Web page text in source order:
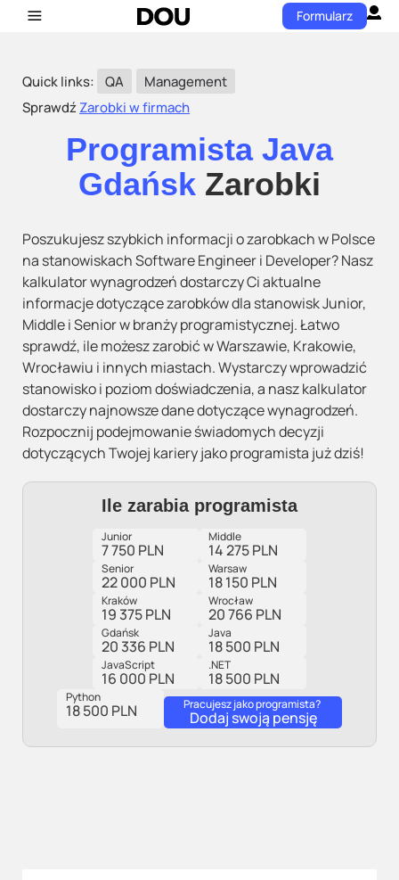
Formularz
Quick links: QA
Management
SprawdźZarobki w firmach
Programista Java
Gdańsk Zarobki
Poszukujesz szybkich informacji o zarobkach w Polsce
na stanowiskach Software Engineer i Developer? Nasz
kalkulator wynagrodzeń dostarczy Ci aktualne
informacje dotyczące zarobków dla stanowisk Junior,
Middle i Senior w branży programistycznej. Łatwo
sprawdź, ile możesz zarobić w Warszawie, Krakowie,
Wrocławiu i innych miastach. Wystarczy wprowadzić
stanowisko i poziom doświadczenia, a nasz kalkulator
dostarczy najnowsze dane dotyczące wynagrodzeń.
Rozpocznij podejmowanie świadomych decyzji
dotyczących Twojej kariery jako programista już dziś!
Ile zarabia programista
Junior
7 750 PLN
Middle
14 275 PLN
Senior
22 000 PLN
Warsaw
18 150 PLN
Kraków
19 375 PLN
Wrocław
20 766 PLN
Gdańsk
20 336 PLN
Java
18 500 PLN
JavaScript
16 000 PLN
.NET
18 500 PLN
Python
18 500 PLN Pracujesz jako programista?
Dodaj swoją pensję